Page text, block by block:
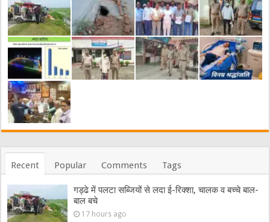
Recent Popular Comments Tags
गड्ढे में पलटा सब्जियों से लदा ई-रिक्शा, चालक व बच्चे बाल-
बाल बचे
17 hours ago